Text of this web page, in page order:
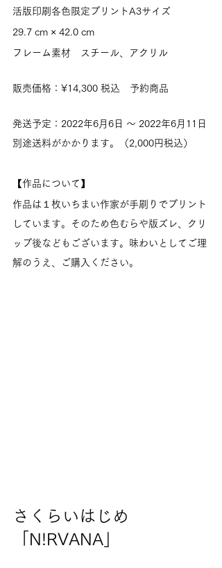
活版印刷各色限定プリントA3サイズ
29.7 cm × 42.0 cm
フレーム素材　スチール、アクリル
販売価格：¥14,300 税込　予約商品
発送予定：2022年6月6日 〜 2022年6月11日
別途送料がかかります。（2,000円税込）
【作品について】
作品は１枚いちまい作家が手刷りでプリント
しています。そのため色むらや版ズレ、クリ
ップ後などもございます。味わいとしてご理
解のうえ、ご購入ください。
さくらいはじめ
「N!RVANA」